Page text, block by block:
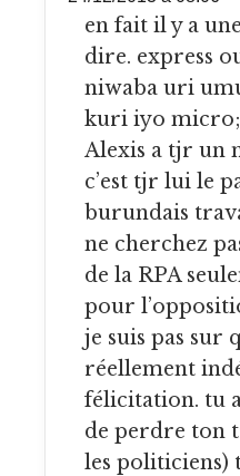
en fait il y a une chose que tous le monde ne veut pas
dire. express
niwaba uri
kuri iyo micro;
Alexis a tjr un
c’est tjr lui le
burundais
ne cherchez
de la RPA
pour
je suis pas sur
réellement
félicitation. tu
de perdre ton
les politiciens)